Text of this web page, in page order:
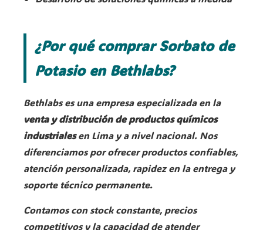
¿Por qué comprar Sorbato de
Potasio en Bethlabs?
Bethlabs es una empresa especializada en la
venta y distribución de productos químicos
industrialesen Lima y a nivel nacional. Nos
diferenciamos por ofrecer productos confiables,
atención personalizada, rapidez en la entrega y
soporte técnico permanente.
Contamos con stock constante, precios
competitivos y la capacidad de atender